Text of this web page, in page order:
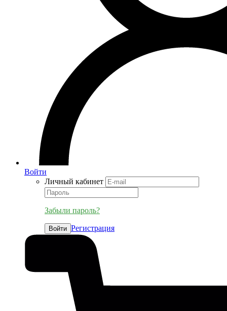
Войти
Личный кабинет
Забыли пароль?
Войти Регистрация